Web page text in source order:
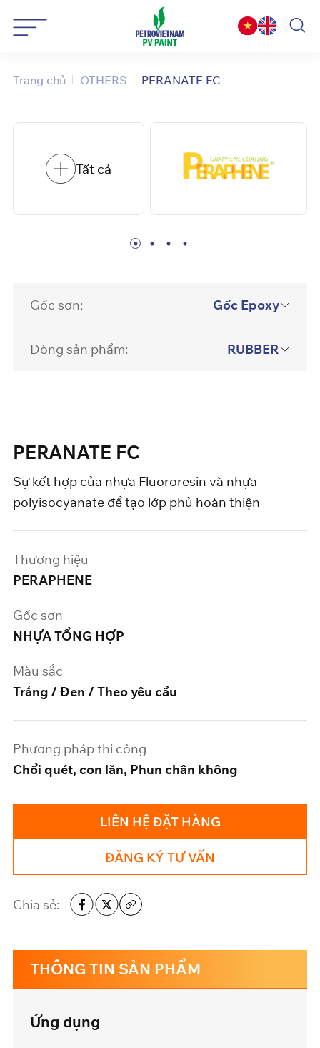
qua
dung
Trang chủ OTHERS PERANATE FC
Tất cả
Gốc sơn: Gốc Epoxy
Dòng sản phẩm: RUBBER
PERANATE FC
Sự kết hợp của nhựa Fluororesin và nhựa
polyisocyanate để tạo lớp phủ hoàn thiện
Thương hiệu
PERAPHENE
Gốc sơn
NHỰA TỔNG HỢP
Màu sắc
Trắng / Đen / Theo yêu cầu
Phương pháp thi công
Chổi quét, con lăn, Phun chân không
LIÊN HỆ ĐẶT HÀNG
ĐĂNG KÝ TƯ VẤN
Chia sẻ:
THÔNG TIN SẢN PHẨM
Ứng dụng